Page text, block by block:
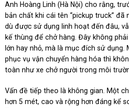
Anh Hoàng Linh (Hà Nội) cho rằng,
bản chất khi cái tên “pickup truck” đã
dù được sử dụng linh hoạt đến đâu,
kế thùng để chở hàng. Đây không
lớn hay nhỏ, mà là mục đích sử dụng.
phục vụ vận chuyển hàng hóa thì
toàn như xe chở người trong môi
Vấn đề tiếp theo là không gian. Một
hơn 5 mét, cao và rộng hơn đáng kể